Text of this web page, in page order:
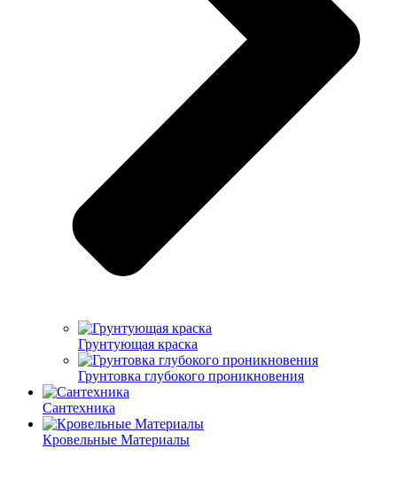
Грунтующая краска
Грунтовка глубокого проникновения
Сантехника
Кровельные Материалы